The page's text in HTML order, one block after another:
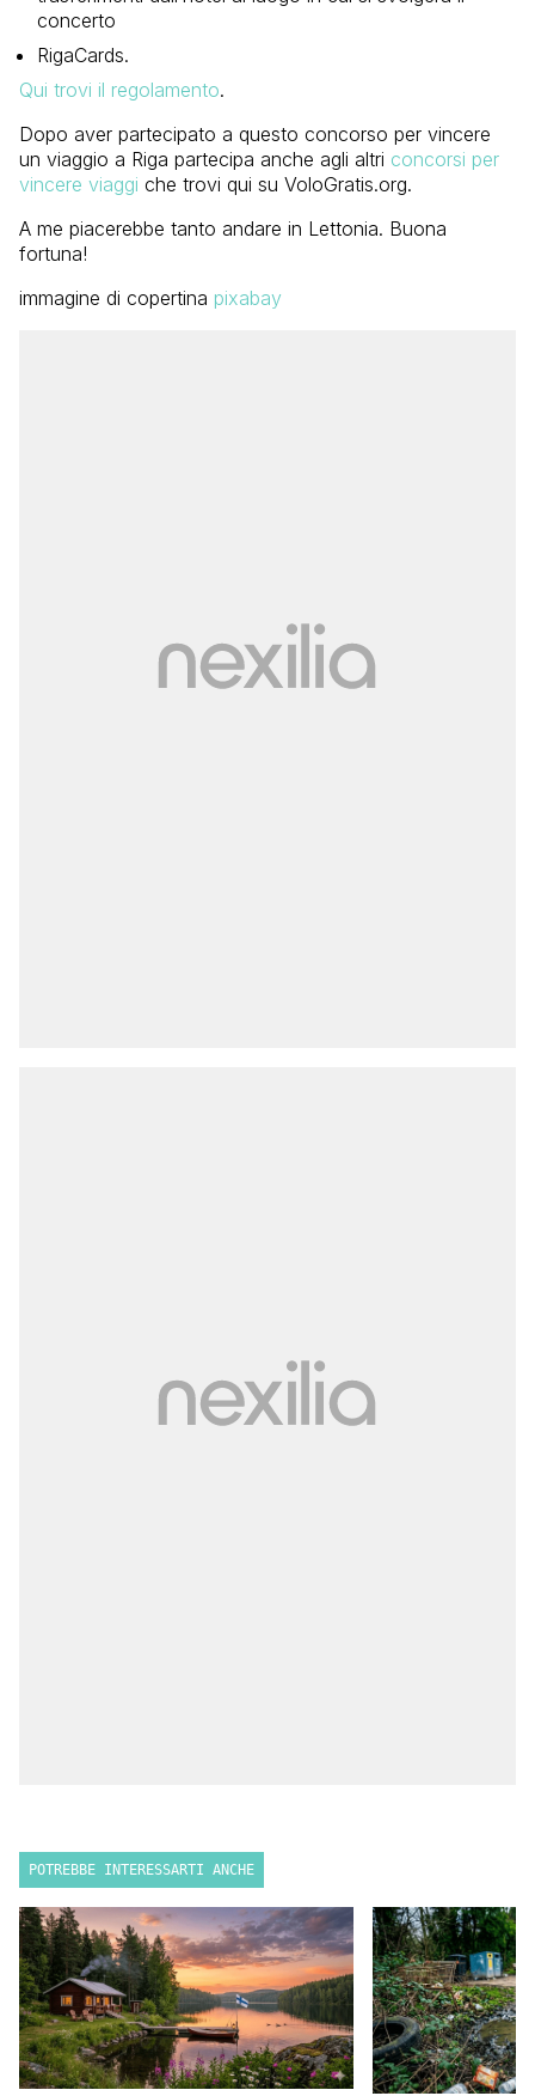
concerto
RigaCards.
Qui trovi il regolamento.
Dopo aver partecipato a questo concorso per vincere
un viaggio a Riga partecipa anche agli altri concorsi per
vincere viaggi che trovi qui su VoloGratis.org.
A me piacerebbe tanto andare in Lettonia. Buona
fortuna!
immagine di copertina pixabay
POTREBBE INTERESSARTI ANCHE